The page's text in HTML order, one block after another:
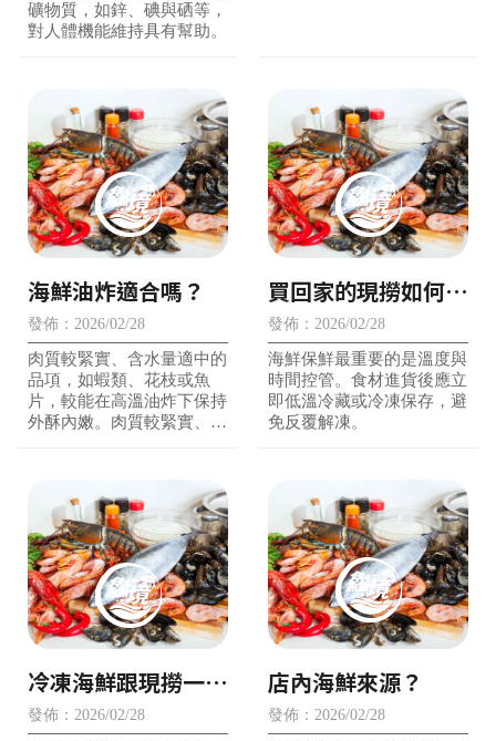
礦物質，如鋅、碘與硒等，
對人體機能維持具有幫助。
海鮮油炸適合嗎？
發佈：2026/02/28
肉質較緊實、含水量適中的
品項，如蝦類、花枝或魚
片，較能在高溫油炸下保持
外酥內嫩。肉質較緊實、含
買回家的現撈如何保
鮮？
發佈：2026/02/28
海鮮保鮮最重要的是溫度與
時間控管。食材進貨後應立
即低溫冷藏或冷凍保存，避
免反覆解凍。
冷凍海鮮跟現撈一樣
新鮮嗎？
發佈：2026/02/28
店內海鮮來源？
發佈：2026/02/28